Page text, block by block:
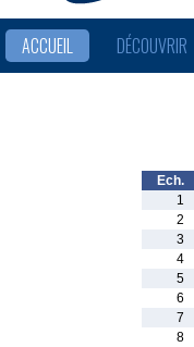
ACCUEIL DÉCOUVRIR
Ech.
1
2
3
4
5
6
7
8